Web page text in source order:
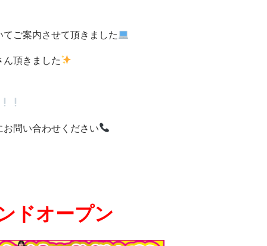
ご案内させて頂きました
頂きました
問い合わせください
ドオープン